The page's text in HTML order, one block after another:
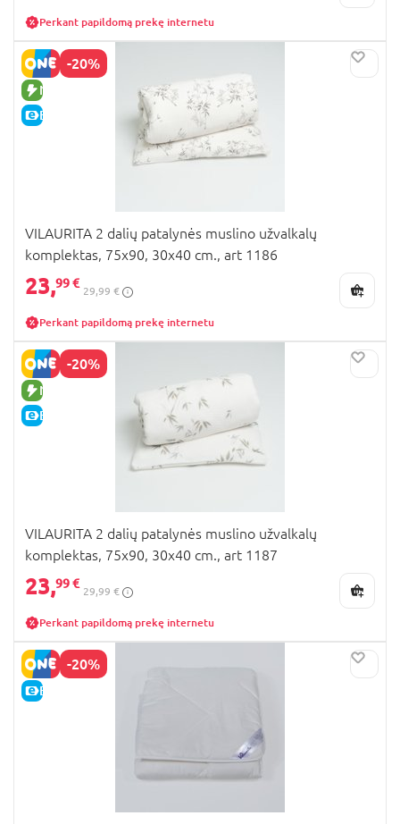
Perkant papildomą prekę internetu
-20%
NAUJA PREKĖ
E-KAINA
VILAURITA 2 dalių patalynės muslino užvalkalų
komplektas, 75x90, 30x40 cm., art 1186
23,99 €
29,99 €
Perkant papildomą prekę internetu
-20%
NAUJA PREKĖ
E-KAINA
VILAURITA 2 dalių patalynės muslino užvalkalų
komplektas, 75x90, 30x40 cm., art 1187
23,99 €
29,99 €
Perkant papildomą prekę internetu
-20%
E-KAINA